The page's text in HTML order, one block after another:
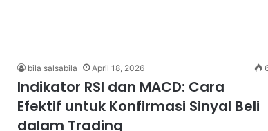
bila salsabila April 18, 2026
Indikator RSI dan MACD: Cara
Efektif untuk Konfirmasi Sinyal Beli
dalam Trading